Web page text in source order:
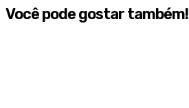
Você pode gostar também!